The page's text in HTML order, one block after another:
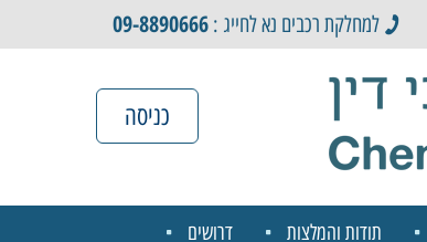
למחלקת רכבים נא לחייג : 09-8890666
כניסה
תודות והמלצות דרושים